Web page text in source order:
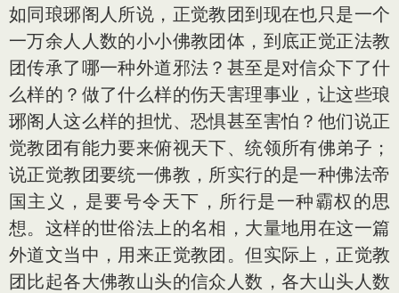
如同琅琊阁人所说，正觉教团到现在也只是一个
一万余人人数的小小佛教团体，到底正觉正法教
团传承了哪一种外道邪法？甚至是对信众下了什
么样的？做了什么样的伤天害理事业，让这些琅
琊阁人这么样的担忧、恐惧甚至害怕？他们说正
觉教团有能力要来俯视天下、统领所有佛弟子；
说正觉教团要统一佛教，所实行的是一种佛法帝
国主义，是要号令天下，所行是一种霸权的思
想。这样的世俗法上的名相，大量地用在这一篇
外道文当中，用来正觉教团。但实际上，正觉教
团比起各大佛教山头的信众人数，各大山头人数